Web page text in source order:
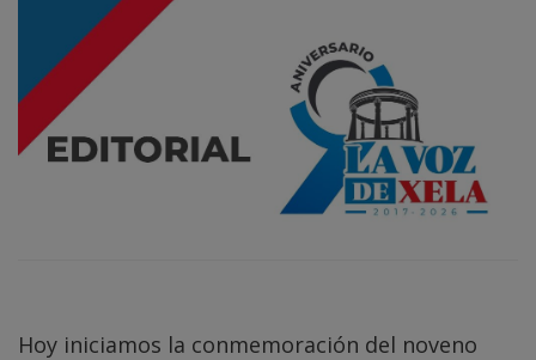
Hoy iniciamos la conmemoración del noveno